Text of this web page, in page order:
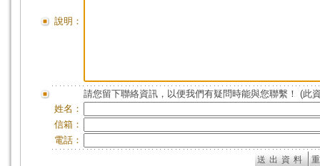
說明：
請您留下聯絡資訊，以便我們有疑問時能與您聯繫！ (此
姓名：
信箱：
電話：